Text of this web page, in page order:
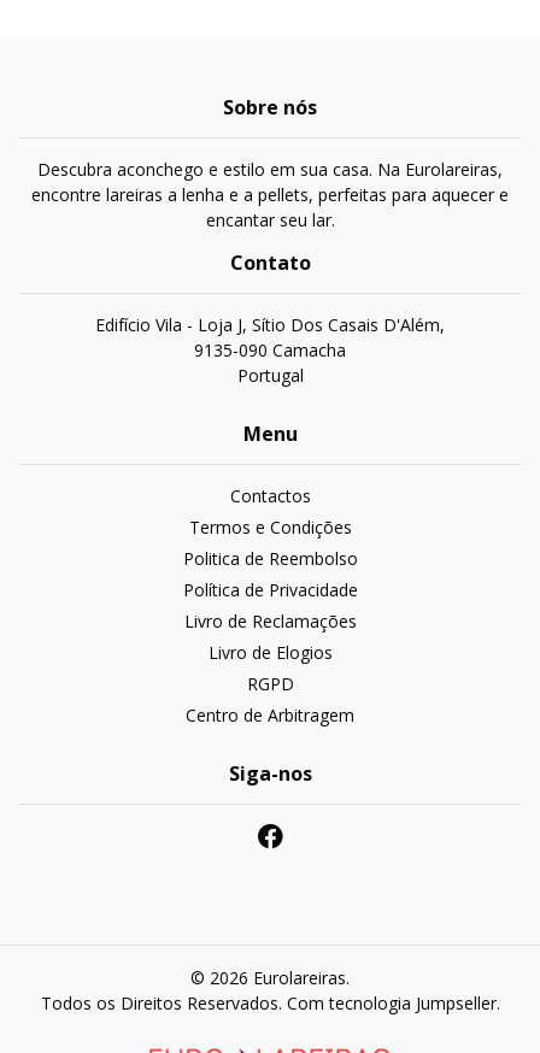
Sobre nós
Descubra aconchego e estilo em sua casa. Na Eurolareiras,
encontre lareiras a lenha e a pellets, perfeitas para aquecer e
encantar seu lar.
Contato
Edifício Vila - Loja J, Sítio Dos Casais D'Além,
9135-090 Camacha
Portugal
Menu
Contactos
Termos e Condições
Politica de Reembolso
Política de Privacidade
Livro de Reclamações
Livro de Elogios
RGPD
Centro de Arbitragem
Siga-nos
© 2026 Eurolareiras.
Todos os Direitos Reservados. Com tecnologia Jumpseller.